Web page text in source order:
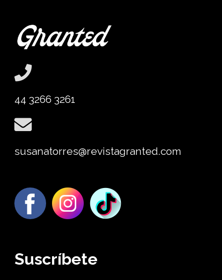
44 3266 3261
susanatorres@revistagranted.com
Suscríbete